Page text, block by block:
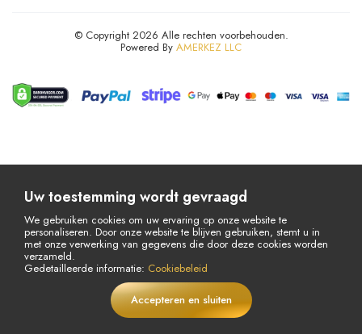
In winkelwagen
© Copyright 2026 Alle rechten voorbehouden.
Powered By AMERKEZ LLC
Uw toestemming wordt gevraagd
We gebruiken cookies om uw ervaring op onze website te
personaliseren. Door onze website te blijven gebruiken, stemt u in
met onze verwerking van gegevens die door deze cookies worden
verzameld.
Gedetailleerde informatie: Cookiebeleid
Accepteren en sluiten